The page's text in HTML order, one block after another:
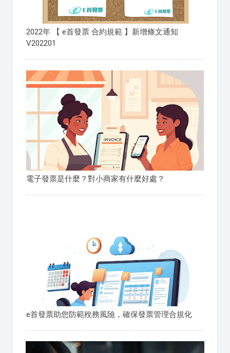
2022年 【 e首發票 合約規範 】新增條文通知
V202201
電子發票是什麼？對小商家有什麼好處？
e首發票助您防範稅務風險，確保發票管理合規化